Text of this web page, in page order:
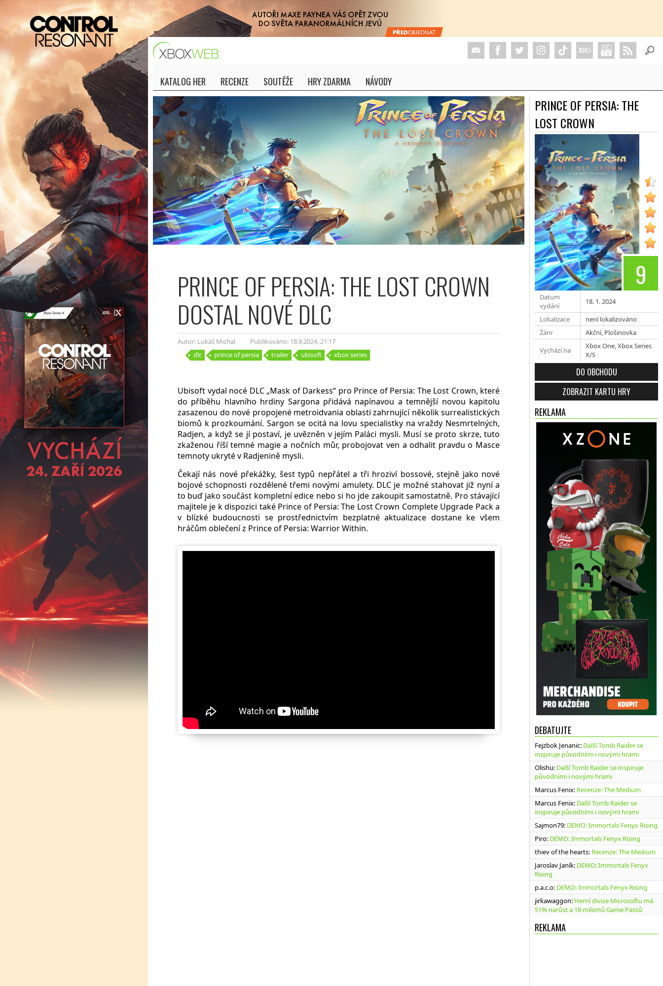
KATALOG HER RECENZE SOUTĚŽE HRY ZDARMA NÁVODY
PRINCE OF PERSIA: THE
LOST CROWN
9
Datum
vydání
18. 1. 2024
Lokalizace
není lokalizováno
Žánr
Akční, Plošinovka
Vychází na
Xbox One,Xbox Series
X/S
DO OBCHODU
ZOBRAZIT KARTU HRY
REKLAMA
DEBATUJTE
Fejzbok Jenanic: Další Tomb Raider se
inspiruje původními i novými hrami
Olishu: Další Tomb Raider se inspiruje
původními i novými hrami
Marcus Fenix: Recenze: The Medium
Marcus Fenix: Další Tomb Raider se
inspiruje původními i novými hrami
Sajmon79: DEMO: Immortals Fenyx Rising
Piro: DEMO: Immortals Fenyx Rising
thiev of the hearts: Recenze: The Medium
Jaroslav Janík: DEMO: Immortals Fenyx
Rising
p.a.c.o: DEMO: Immortals Fenyx Rising
jirkawaggon: Herní divize Microsoftu má
51% narůst a 18 milionů Game Passů
REKLAMA
PRINCE OF PERSIA: THE LOST CROWN
DOSTAL NOVÉ DLC
Autor: Lukáš Michal Publikováno: 18.9.2024, 21:17
dlc
prince of persia trailer ubisoft xbox series
Ubisoft vydal nocé DLC „Mask of Darkess“ pro Prince of Persia: The Lost Crown, které
do příběhu hlavního hrdiny Sargona přidává napínavou a temnější novou kapitolu
zasazenou do nové propojené metroidvania oblasti zahrnující několik surrealistických
biomů k prozkoumání. Sargon se ocitá na lovu specialistky na vraždy Nesmrtelných,
Radjen, a když se jí postaví, je uvězněn v jejím Paláci mysli. Musí se proto skrze, tuto
zkaženou říší temné magie a nočních můr, probojovat ven a odhalit pravdu o Masce
temnoty ukryté v Radjenině mysli.
Čekají nás nové překážky, šest typů nepřátel a tři hroziví bossové, stejně jako nové
bojové schopnosti rozdělené třemi novými amulety. DLC je možné stahovat již nyní a
to buď jako součást kompletní edice nebo si ho jde zakoupit samostatně. Pro stávající
majitele je k dispozici také Prince of Persia: The Lost Crown Complete Upgrade Pack a
v blízké budoucnosti se prostřednictvím bezplatné aktualizace dostane ke všem
hráčům oblečení z Prince of Persia: Warrior Within.